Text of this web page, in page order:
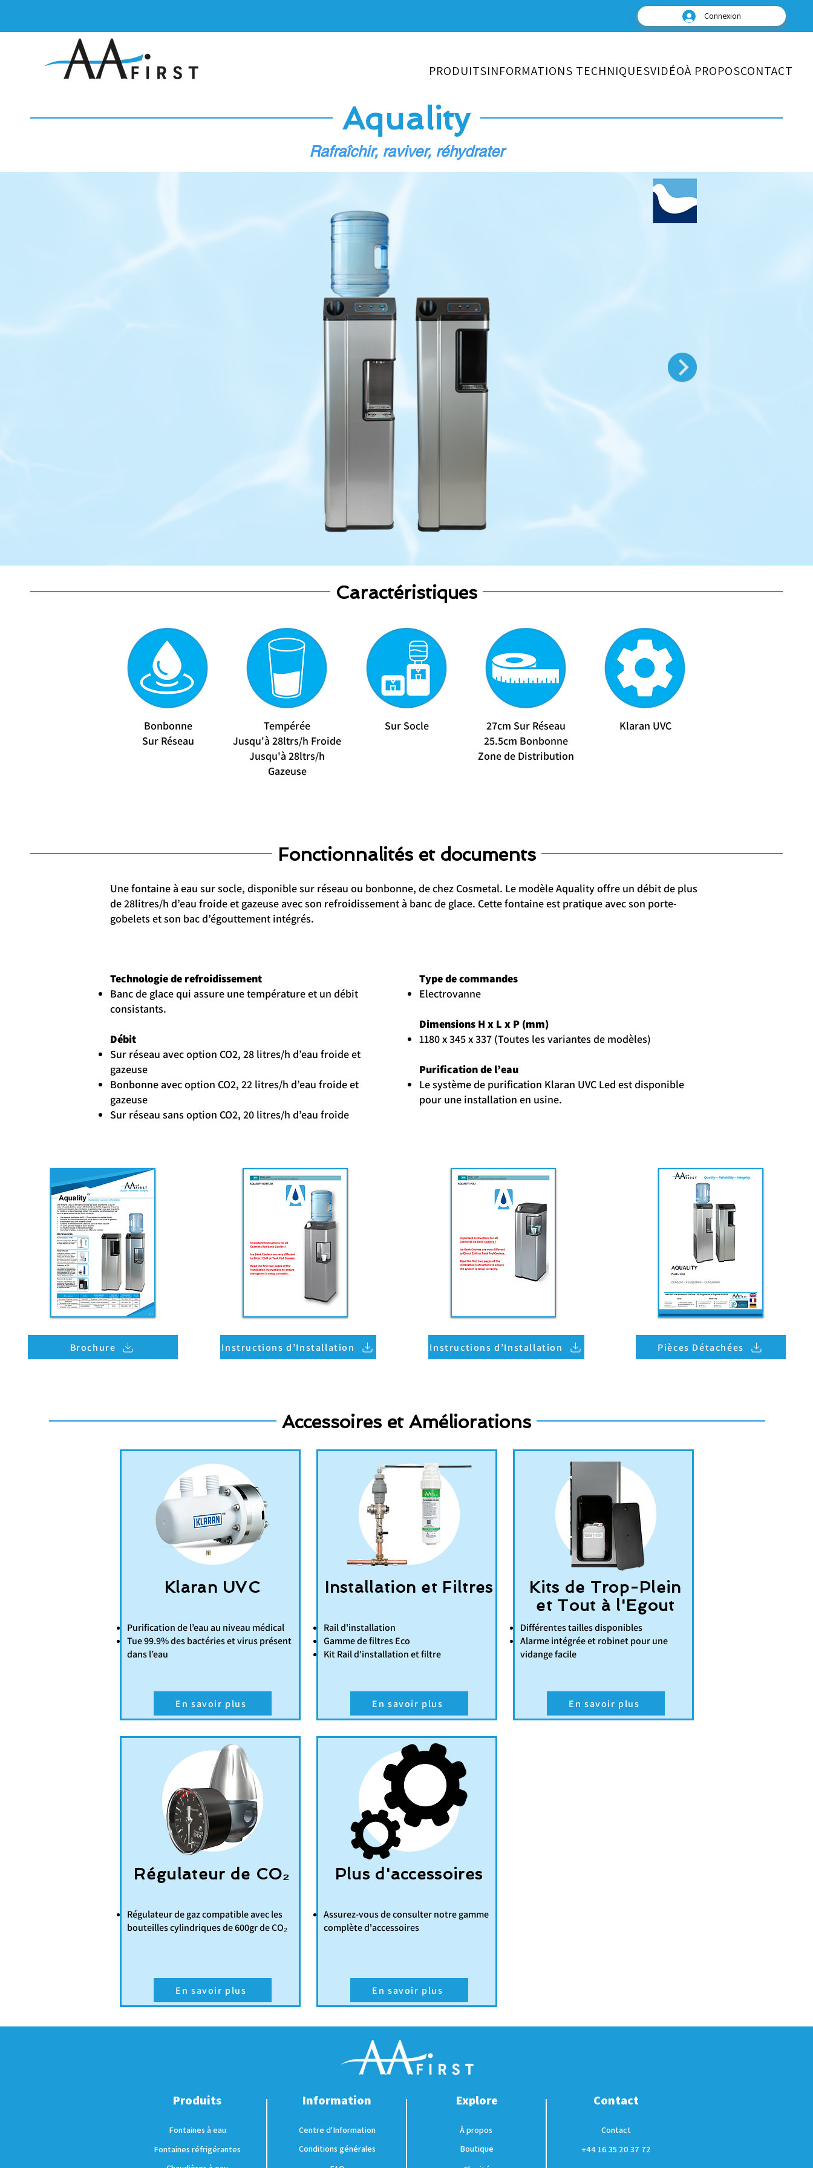
Connexion
PRODUITSINFORMATIONS TECHNIQUESVIDÉOÀ PROPOSCONTACT
Aquality
Rafraîchir, raviver, réhydrater
Caractéristiques
Bonbonne
Sur Réseau
Tempérée
​Jusqu'à 28ltrs/h Froide
Jusqu'à 28ltrs/h
Gazeuse
Sur Socle
27cm Sur Réseau
25.5cm Bonbonne
Zone de Distribution
Klaran UVC
Fonctionnalités et documents
Une fontaine à eau sur socle, disponible sur réseau ou bonbonne, de chez Cosmetal. Le modèle Aquality offre un débit de plus
de 28litres/h d’eau froide et gazeuse avec son refroidissement à banc de glace. Cette fontaine est pratique avec son porte-
gobelets et son bac d’égouttement intégrés.
Technologie de refroidissement
Banc de glace qui assure une température et un débit
consistants.
Débit
Sur réseau avec option CO2, 28 litres/h d’eau froide et
gazeuse
Bonbonne avec option CO2, 22 litres/h d’eau froide et
gazeuse
Sur réseau sans option CO2, 20 litres/h d’eau froide
Brochure Instructions d’Installation
Type de commandes
Electrovanne​​
Dimensions H x L x P (mm)
1180 x 345 x 337 (Toutes les variantes de modèles)
Purification de l’eau
Le système de purification Klaran UVC Led est disponible
pour une installation en usine.
Instructions d’Installation Pièces Détachées
Accessoires et Améliorations
Klaran UVC
Purification de l’eau au niveau médical
Tue 99.9% des bactéries et virus présent
dans l’eau
En savoir plus
Régulateur de CO₂
Régulateur de gaz compatible avec les
bouteilles cylindriques de 600gr de CO₂
En savoir plus
Installation et Filtres
Rail d'installation
Gamme de filtres Eco
Kit Rail d'installation et filtre
En savoir plus
Plus d'accessoires
Assurez-vous de consulter notre gamme
complète d'accessoires
En savoir plus
Kits de Trop-Plein
et Tout à l'Egout
Différentes tailles disponibles
Alarme intégrée et robinet pour une
vidange facile
En savoir plus
Produits Information Explore Contact
Fontaines à eau Centre d'Information À propos
Contact
Fontaines réfrigérantes
Conditions générales Boutique
+44 16 35 20 37 72